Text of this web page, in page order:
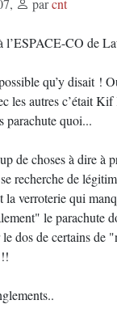
, parcnt
l’ESPACE-CO de
qu’y disait !
les autres c’était
parachute quoi...
de choses à dire à
recherche de
la verroterie qui
le parachute
dos de certains de